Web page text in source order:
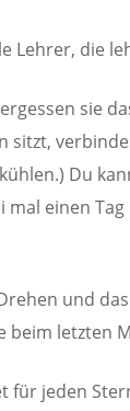
Lehrer, die
sie
sitzt,
Du
mal einen
und
beim letzten
für jeden